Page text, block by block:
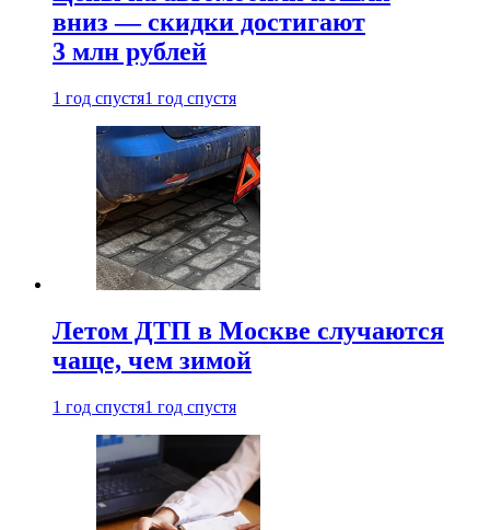
вниз — скидки достигают
3 млн рублей
1 год спустя1 год спустя
Летом ДТП в Москве случаются
чаще, чем зимой
1 год спустя1 год спустя